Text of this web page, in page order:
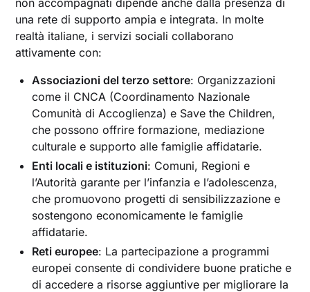
non accompagnati dipende anche dalla presenza di
una rete di supporto ampia e integrata. In molte
realtà italiane, i servizi sociali collaborano
attivamente con:
Associazioni del terzo settore: Organizzazioni
come il CNCA (Coordinamento Nazionale
Comunità di Accoglienza) e Save the Children,
che possono offrire formazione, mediazione
culturale e supporto alle famiglie affidatarie.
Enti locali e istituzioni: Comuni, Regioni e
l’Autorità garante per l’infanzia e l’adolescenza,
che promuovono progetti di sensibilizzazione e
sostengono economicamente le famiglie
affidatarie.
Reti europee: La partecipazione a programmi
europei consente di condividere buone pratiche e
di accedere a risorse aggiuntive per migliorare la